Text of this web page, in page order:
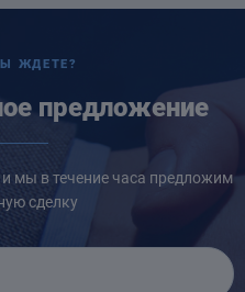
ЖДЕТЕ?
предложение
мы в течение часа предложим
сделку